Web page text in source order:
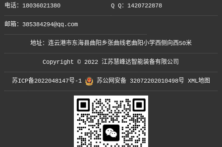
电话：18036021380 Q Q：1420722878
邮箱：385384294@qq.com
地址：连云港市东海县曲阳乡张曲线老曲阳小学西侧向西50米
Copyright © 2022 江苏慧峰达智能装备有限公司
苏ICP备2022048147号-1 苏公网安备 32072202010498号 XML地图